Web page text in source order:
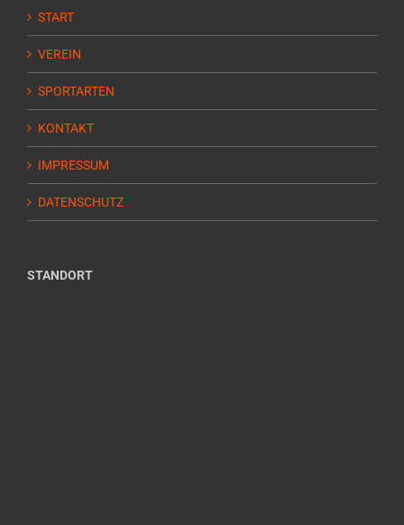
START
VEREIN
SPORTARTEN
KONTAKT
IMPRESSUM
DATENSCHUTZ
STANDORT